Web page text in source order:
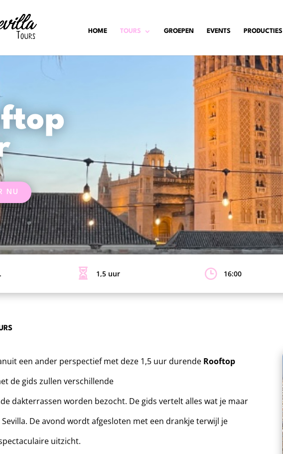
HOME TOURS GROEPEN EVENTS PRODUCTIES
NU
1,5 uur 16:00
een ander perspectief met deze 1,5 uur durende Rooftop
de gids zullen verschillende
dakterrassen worden bezocht. De gids vertelt alles wat je maar
De avond wordt afgesloten met een drankje terwijl je
uitzicht.